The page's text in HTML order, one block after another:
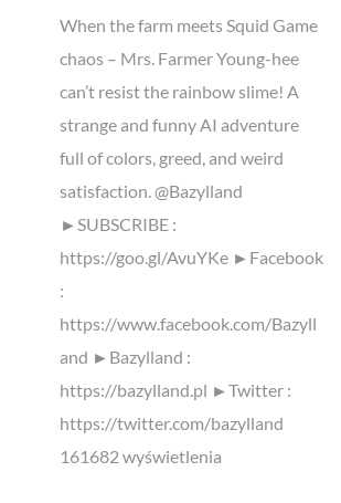
When the farm meets Squid Game
chaos – Mrs. Farmer Young-hee
can’t resist the rainbow slime! A
strange and funny AI adventure
full of colors, greed, and weird
satisfaction. @Bazylland
►SUBSCRIBE :
https://goo.gl/AvuYKe ►Facebook
:
https://www.facebook.com/Bazyll
and ►Bazylland :
https://bazylland.pl ►Twitter :
https://twitter.com/bazylland
161682 wyświetlenia